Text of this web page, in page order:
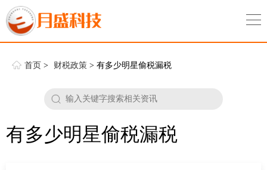
首页 > 财税政策 > 有多少明星偷税漏税
有多少明星偷税漏税